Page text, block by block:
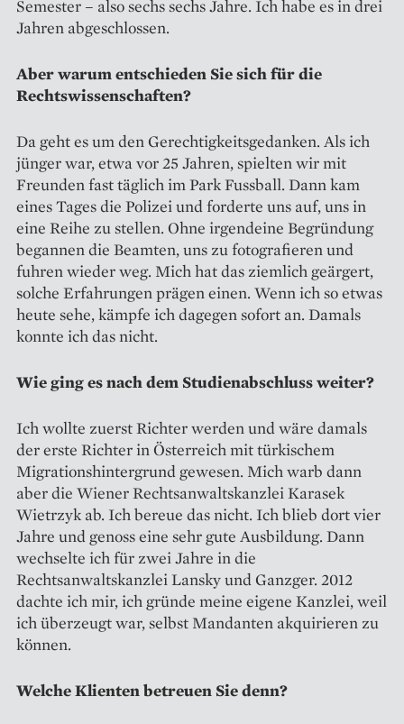
Semester – also sechs sechs Jahre. Ich habe es in drei
Jahren abgeschlossen.
Aber warum entschieden Sie sich für die
Rechtswissenschaften?
Da geht es um den Gerechtigkeitsgedanken. Als ich
jünger war, etwa vor 25 Jahren, spielten wir mit
Freunden fast täglich im Park Fussball. Dann kam
eines Tages die Polizei und forderte uns auf, uns in
eine Reihe zu stellen. Ohne irgendeine Begründung
begannen die Beamten, uns zu fotografieren und
fuhren wieder weg. Mich hat das ziemlich geärgert,
solche Erfahrungen prägen einen. Wenn ich so etwas
heute sehe, kämpfe ich dagegen sofort an. Damals
konnte ich das nicht.
Wie ging es nach dem Studienabschluss weiter?
Ich wollte zuerst Richter werden und wäre damals
der erste Richter in Österreich mit türkischem
Migrationshintergrund gewesen. Mich warb dann
aber die Wiener Rechtsanwaltskanzlei Karasek
Wietrzyk ab. Ich bereue das nicht. Ich blieb dort vier
Jahre und genoss eine sehr gute Ausbildung. Dann
wechselte ich für zwei Jahre in die
Rechtsanwaltskanzlei Lansky und Ganzger. 2012
dachte ich mir, ich gründe meine eigene Kanzlei, weil
ich überzeugt war, selbst Mandanten akquirieren zu
können.
Welche Klienten betreuen Sie denn?